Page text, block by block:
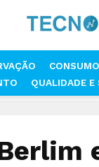
CONSUMO
QUALIDADE E
EM BERLIM